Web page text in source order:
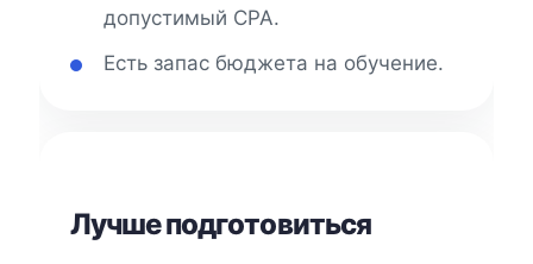
допустимый CPA.
Есть запас бюджета на обучение.
Лучше подготовиться